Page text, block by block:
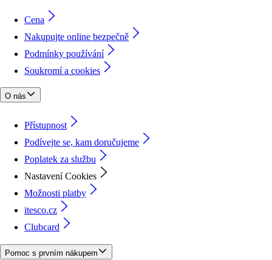
Cena
Nakupujte online bezpečně
Podmínky používání
Soukromí a cookies
O nás
Přístupnost
Podívejte se, kam doručujeme
Poplatek za službu
Nastavení Cookies
Možnosti platby
itesco.cz
Clubcard
Pomoc s prvním nákupem